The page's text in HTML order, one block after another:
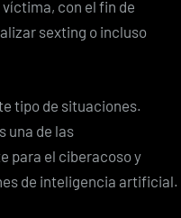
con el fin de
sexting o incluso
tipo de situaciones.
una de las
para el ciberacoso y
de inteligencia artificial.